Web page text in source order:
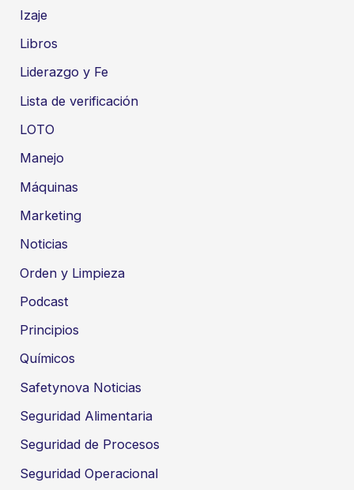
Izaje
Libros
Liderazgo y Fe
Lista de verificación
LOTO
Manejo
Máquinas
Marketing
Noticias
Orden y Limpieza
Podcast
Principios
Químicos
Safetynova Noticias
Seguridad Alimentaria
Seguridad de Procesos
Seguridad Operacional